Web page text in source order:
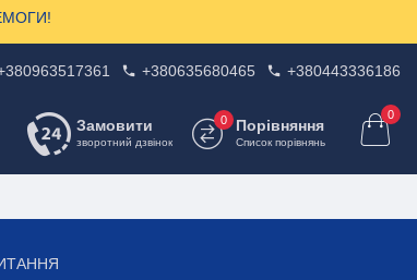
+380635680465 +380443336186
Замовити
зворотний дзвінок
Порівняння
Список порівнянь
0 0